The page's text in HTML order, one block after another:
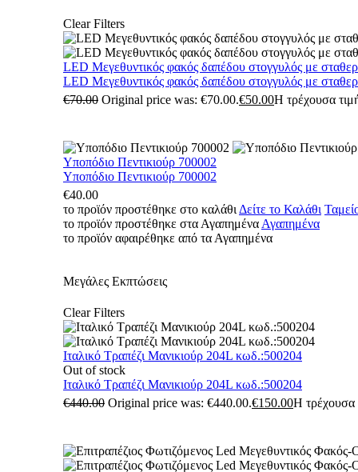
Clear Filters
LED Μεγεθυντικός φακός δαπέδου στογγυλός με
LED Μεγεθυντικός φακός δαπέδου στογγυλός με
€70.00 Original price was: €70.00.€50.00Η τρέχουσα
Υποπόδιο Πεντικιούρ 700002
Υποπόδιο Πεντικιούρ 700002
€40.00
το προϊόν προστέθηκε στο καλάθι Δείτε το Καλάθι
το προϊόν προστέθηκε στα Αγαπημένα Αγαπημένα
το προϊόν αφαιρέθηκε από τα Αγαπημένα
Μεγάλες Εκπτώσεις
Clear Filters
Ιταλικό Τραπέζι Μανικιούρ 204L κωδ.:500204
Out of stock
Ιταλικό Τραπέζι Μανικιούρ 204L κωδ.:500204
€440.00 Original price was: €440.00.€150.00Η τρέχουσα